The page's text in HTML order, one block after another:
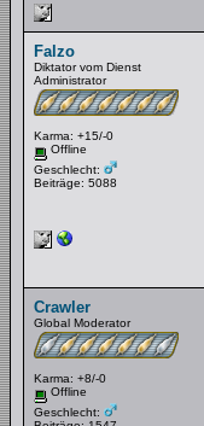
Falzo
Diktator vom Dienst
Administrator
Karma: +15/-0
Offline
Geschlecht:
Beiträge: 5088
Crawler
Global Moderator
Karma: +8/-0
Offline
Geschlecht: